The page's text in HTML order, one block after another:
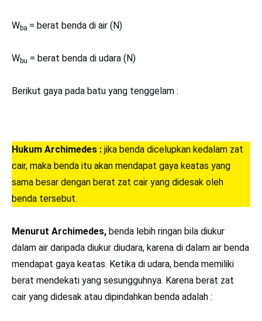
Wba = berat benda di air (N)
Wbu = berat benda di udara (N)
Berikut gaya pada batu yang tenggelam :
Hukum Archimedes : jika benda dicelupkan kedalam zat
cair, maka benda itu akan mendapat gaya keatas yang
sama besar dengan berat zat cair yang didesak oleh
benda tersebut.
Menurut Archimedes, benda lebih ringan bila diukur
dalam air daripada diukur diudara, karena di dalam air benda
mendapat gaya keatas. Ketika di udara, benda memiliki
berat mendekati yang sesungguhnya. Karena berat zat
cair yang didesak atau dipindahkan benda adalah :